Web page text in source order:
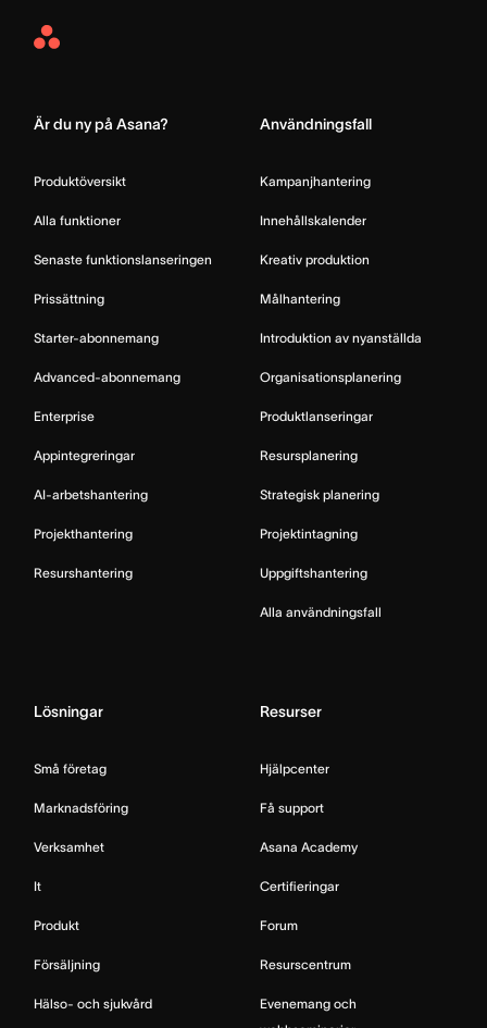
Asana
Är du ny på Asana?
Produktöversikt
Alla funktioner
Senaste funktionslanseringen
Prissättning
Starter-abonnemang
Advanced-abonnemang
Enterprise
Appintegreringar
AI-arbetshantering
Projekthantering
Resurshantering
Användningsfall
Kampanjhantering
Innehållskalender
Kreativ produktion
Målhantering
Introduktion av nyanställda
Organisationsplanering
Produktlanseringar
Resursplanering
Strategisk planering
Projektintagning
Uppgiftshantering
Alla användningsfall
Lösningar
Små företag
Marknadsföring
Verksamhet
It
Produkt
Försäljning
Hälso- och sjukvård
Resurser
Hjälpcenter
Få support
Asana Academy
Certifieringar
Forum
Resurscentrum
Evenemang och